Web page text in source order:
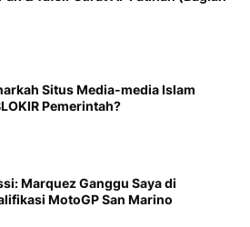
Situs Media-media Islam
Pemerintah?
Marquez Ganggu Saya di
MotoGP San Marino